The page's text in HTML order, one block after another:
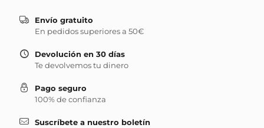
Envío gratuito
En pedidos superiores a 50€
Devolución en 30 días
Te devolvemos tu dinero
Pago seguro
100% de confianza
Suscríbete a nuestro boletín